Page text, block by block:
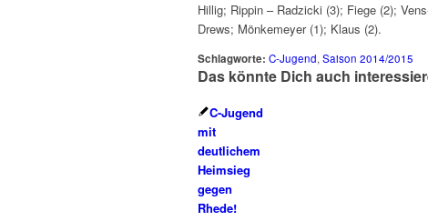
Hillig; Rippin – Radzicki (3); Fiege (2);
Drews; Mönkemeyer (1); Klaus (2).
Schlagworte: C-Jugend,Saison 2014/2015
Das könnte Dich auch
C-Jugend
mit
deutlichem
Heimsieg
gegen
Rhede!